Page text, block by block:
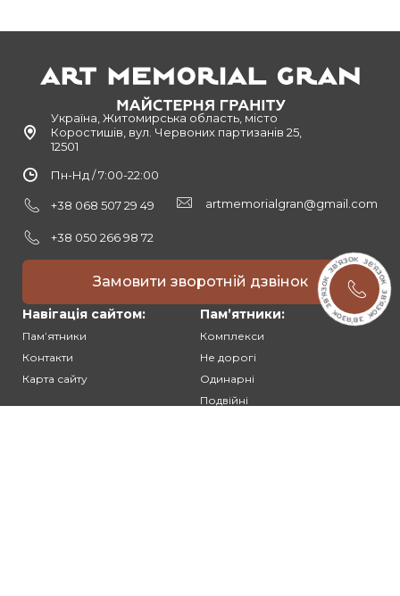
Україна, Житомирська область, місто
Коростишів, вул. Червоних партизанів 25,
12501
Пн-Нд / 7:00-22:00
+38 068 507 29 49
+38 050 266 98 72
artmemorialgran@gmail.com
Замовити зворотній дзвінок
Навігація сайтом:
Памʼятники
Контакти
Карта сайту
Памʼятники:
Комплекси
Не дорогі
Одинарні
Подвійні